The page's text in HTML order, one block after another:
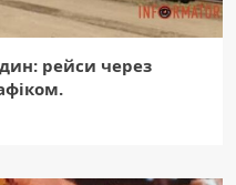
рейси через